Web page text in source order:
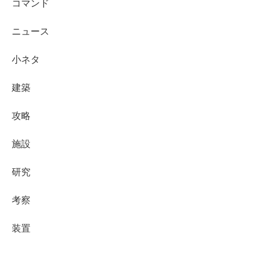
コマンド
ニュース
小ネタ
建築
攻略
施設
研究
考察
装置